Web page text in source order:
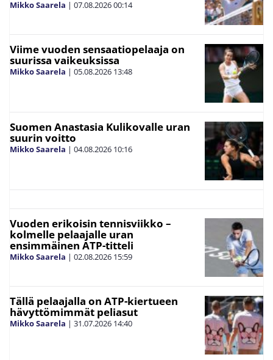
Mikko Saarela | 07.08.202600:14
Viime vuoden sensaatiopelaaja on
suurissa vaikeuksissa
Mikko Saarela | 05.08.2026 13:48
Suomen Anastasia Kulikovalle uran
suurin voitto
Mikko Saarela | 04.08.2026 10:16
Vuoden erikoisin tennisviikko –
kolmelle pelaajalle uran
ensimmäinen ATP-titteli
Mikko Saarela | 02.08.2026 15:59
Tällä pelaajalla on ATP-kiertueen
hävyttömimmät peliasut
Mikko Saarela | 31.07.2026 14:40